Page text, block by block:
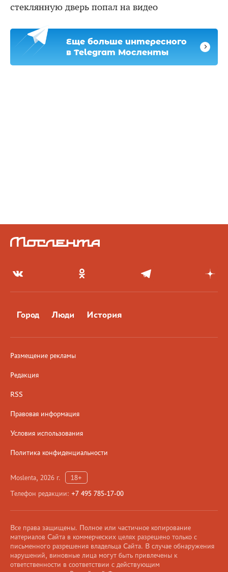
стеклянную дверь попал на видео
Еще больше интересного
в Telegram Мосленты
Город Люди История
Размещение рекламы
Редакция
RSS
Правовая информация
Условия использования
Политика конфиденциальности
Moslenta, 2026 г.
18+
Телефон редакции: +7 495 785-17-00
Все права защищены. Полное или частичное копирование
материалов Сайта в коммерческих целях разрешено только с
письменного разрешения владельца Сайта. В случае обнаружения
нарушений, виновные лица могут быть привлечены к
ответственности в соответствии с действующим